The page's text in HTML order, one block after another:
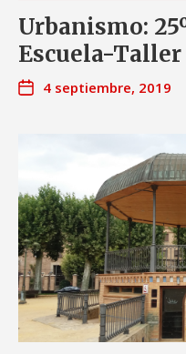
Urbanismo:
Escuela-Taller
4 septiembre, 2019